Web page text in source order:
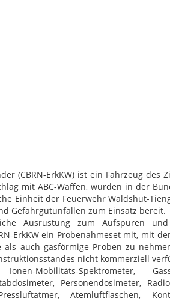
(CBRN-ErkKW) ist ein Fahrzeug
mit ABC-Waffen, wurden in der
Einheit der Feuerwehr Waldshut-
Gefahrgutunfällen zum Einsatz bereit.
Ausrüstung zum Aufspüren
ErkKW ein Probenahmeset mit, mit
auch gasförmige Proben zu
nicht kommerziell
Mobilitäts-Spektrometer,
Personendosimeter,
Atemluftflaschen,